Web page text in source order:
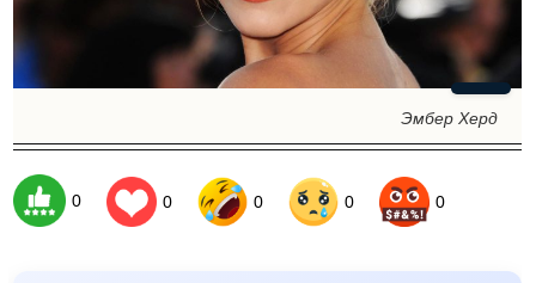
Эмбер Херд
0 0 0 0 0